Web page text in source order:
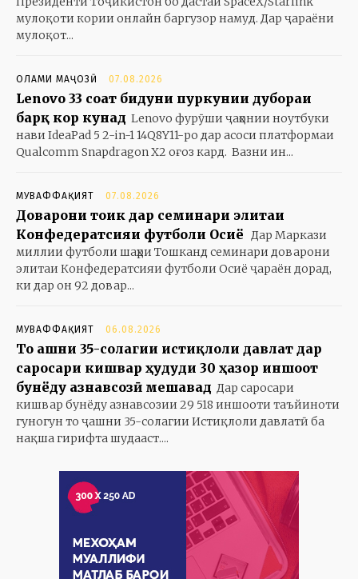
мулоқоти кории онлайн баргузор намуд. Дар ҷараёни
мулоқот...
ОЛАМИ МАҶОЗӢ 07.08.2026
Lenovo 33 соат бидуни пуркунии дубораи
барқ кор кунад Lenovo фурӯши ҷаҳонии ноутбуки
нави IdeaPad 5 2-in-1 14Q8Y11-ро дар асоси платформаи
Qualcomm Snapdragon X2 оғоз кард. Вазни ин...
МУВАФФАҚИЯТ 07.08.2026
Доварони тоҷик дар семинари элитаи
Конфедератсияи футболи Осиё Дар Маркази
миллии футболи шаҳри Тошканд семинари доварони
элитаи Конфедератсияи футболи Осиё ҷараён дорад,
ки дар он 92 довар...
МУВАФФАҚИЯТ 06.08.2026
То ҷашни 35-солагии истиқлоли давлат дар
саросари кишвар ҳудуди 30 ҳазор иншоот
бунёду азнавсозӣ мешавад Дар саросари
кишвар бунёду азнавсозии 29 518 иншооти таъйиноти
гуногун то ҷашни 35-солагии Истиқлоли давлатӣ ба
нақша гирифта шудааст....